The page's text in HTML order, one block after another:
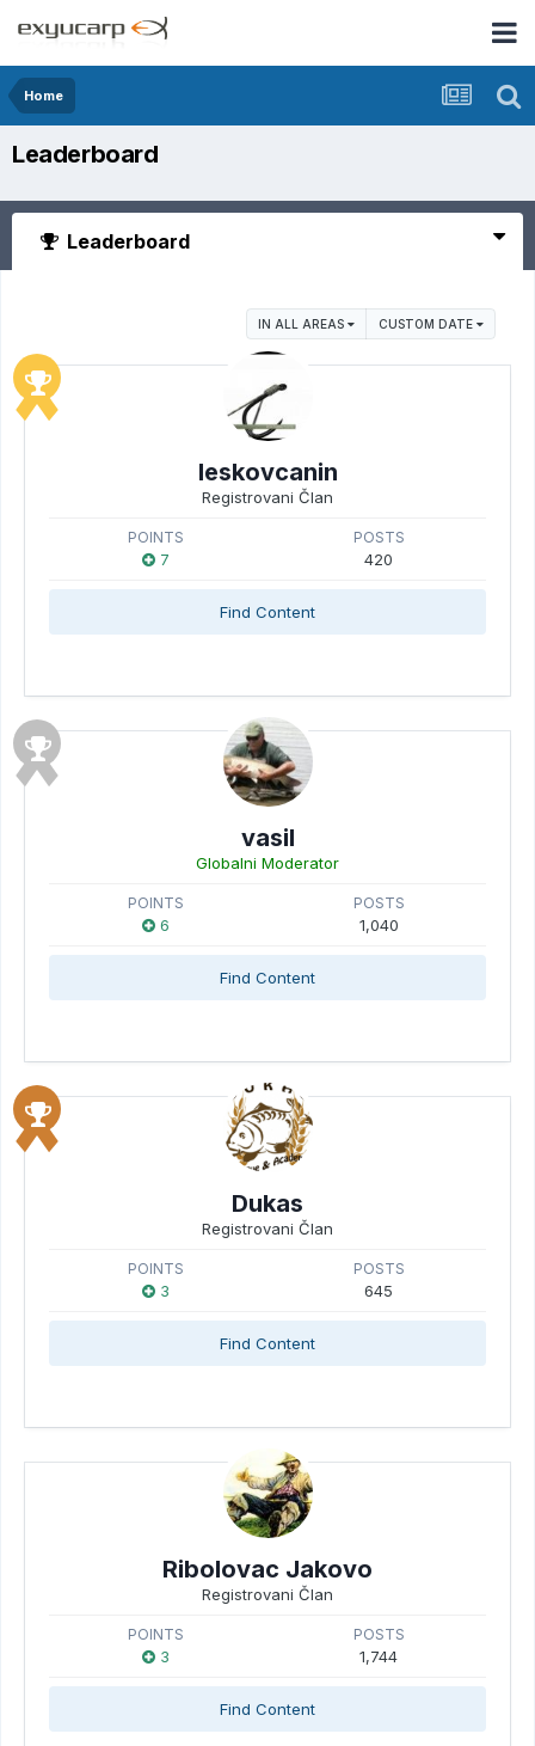
Home
Leaderboard
Leaderboard
IN ALL AREAS CUSTOM DATE
leskovcanin
Registrovani Član
POINTS
7
POSTS
420
Find Content
vasil
Globalni Moderator
POINTS
6
POSTS
1,040
Find Content
Dukas
Registrovani Član
POINTS
3
POSTS
645
Find Content
Ribolovac Jakovo
Registrovani Član
POINTS
3
POSTS
1,744
Find Content